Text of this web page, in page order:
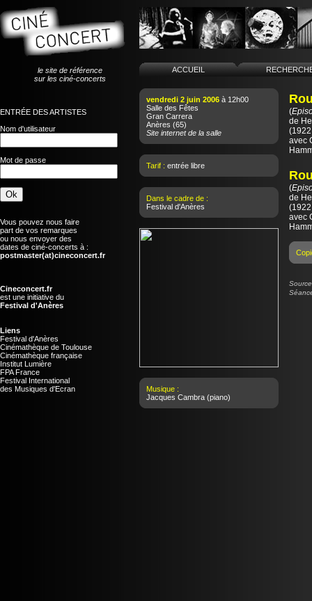
le site de référence
sur les ciné-concerts
ENTRÉE DES ARTISTES
Nom d'utilisateur
Mot de passe
Vous pouvez nous faire
part de vos remarques
ou nous envoyer des
dates de ciné-concerts à :
postmaster(at)cineconcert.fr
Cineconcert.fr
est une initiative du
Festival d'Anères
Liens
Festival d'Anères
Cinémathèque de Toulouse
Cinémathèque française
Institut Lumière
FPA France
Festival International
des Musiques d'Ecran
ACCUEIL
vendredi 2 juin 2006 à 12h00
Salle des Fêtes
Gran Carrera
Anères (65)
Site internet de la salle
Tarif : entrée libre
Dans le cadre de :
Festival d'Anères
Musique :
Jacques Cambra (piano)
(
de
avec
(
de
avec